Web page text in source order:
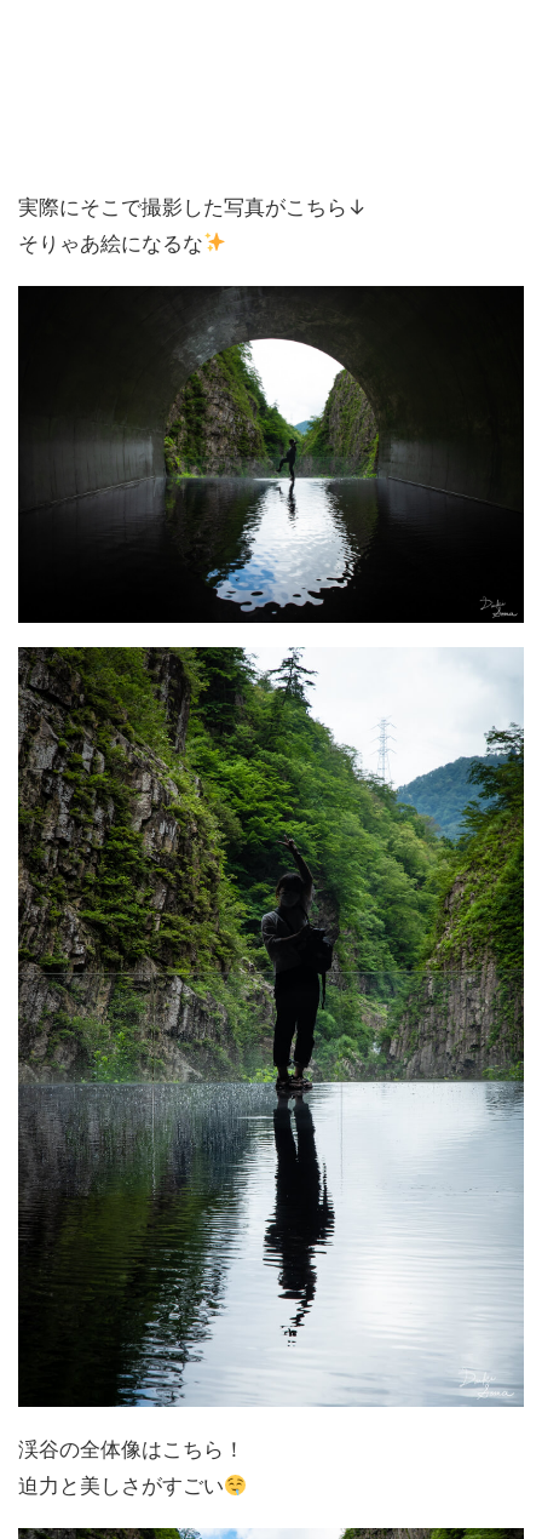
実際にそこで撮影した写真がこちら↓
そりゃあ絵になるな
渓谷の全体像はこちら！
迫力と美しさがすごい